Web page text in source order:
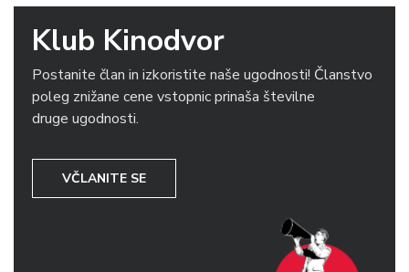
Klub Kinodvor
Postanite član in izkoristite naše ugodnosti! Članstvo
poleg znižane cene vstopnic prinaša številne
druge ugodnosti.
VČLANITE SE